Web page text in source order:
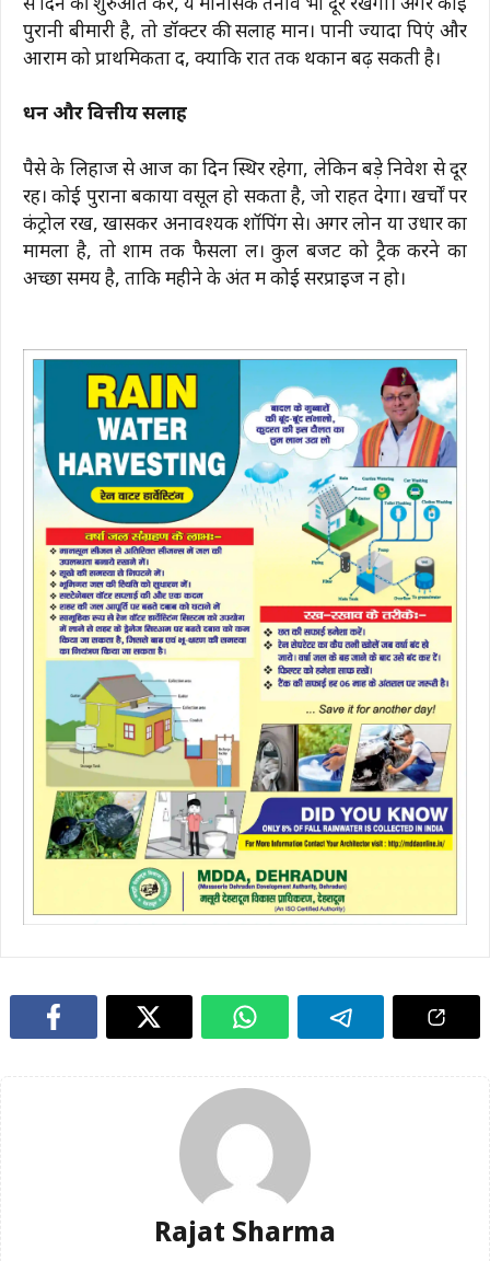
से दिन की शुरुआत करें, ये मानसिक तनाव भी दूर रखेगा। अगर कोई
पुरानी बीमारी है, तो डॉक्टर की सलाह मानें। पानी ज्यादा पिएं और
आराम को प्राथमिकता दें, क्योंकि रात तक थकान बढ़ सकती है।
धन और वित्तीय सलाह
पैसे के लिहाज से आज का दिन स्थिर रहेगा, लेकिन बड़े निवेश से दूर
रहें। कोई पुराना बकाया वसूल हो सकता है, जो राहत देगा। खर्चों पर
कंट्रोल रखें, खासकर अनावश्यक शॉपिंग से। अगर लोन या उधार का
मामला है, तो शाम तक फैसला लें। कुल बजट को ट्रैक करने का
अच्छा समय है, ताकि महीने के अंत में कोई सरप्राइज न हो।
Rajat Sharma